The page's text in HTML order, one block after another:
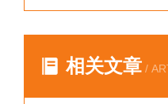
相关文章 /